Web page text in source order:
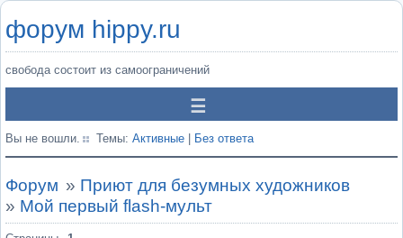
форум hippy.ru
свобода состоит из самоограничений
Вы не вошли. Темы: Активные Без ответа
Форум » Приют для безумных художников
» Мой первый flash-мульт